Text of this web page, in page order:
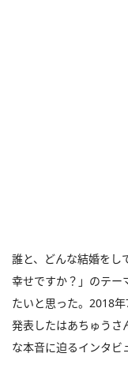
誰と、どんな結婚をし
幸せですか？」のテー
たいと思った。2018
発表したはあちゅう
な本音に迫るインタビ